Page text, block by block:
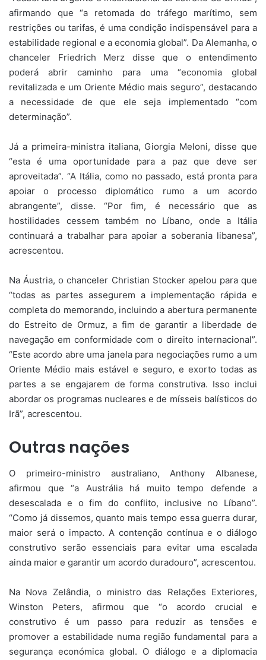
afirmando que “a retomada do tráfego marítimo, sem
restrições ou tarifas, é uma condição indispensável para a
estabilidade regional e a economia global”. Da Alemanha, o
chanceler Friedrich Merz disse que o entendimento
poderá abrir caminho para uma “economia global
revitalizada e um Oriente Médio mais seguro”, destacando
a necessidade de que ele seja implementado “com
determinação”.
Já a primeira-ministra italiana, Giorgia Meloni, disse que
“esta é uma oportunidade para a paz que deve ser
aproveitada”. “A Itália, como no passado, está pronta para
apoiar o processo diplomático rumo a um acordo
abrangente”, disse. “Por fim, é necessário que as
hostilidades cessem também no Líbano, onde a Itália
continuará a trabalhar para apoiar a soberania libanesa”,
acrescentou.
Na Áustria, o chanceler Christian Stocker apelou para que
“todas as partes assegurem a implementação rápida e
completa do memorando, incluindo a abertura permanente
do Estreito de Ormuz, a fim de garantir a liberdade de
navegação em conformidade com o direito internacional”.
“Este acordo abre uma janela para negociações rumo a um
Oriente Médio mais estável e seguro, e exorto todas as
partes a se engajarem de forma construtiva. Isso inclui
abordar os programas nucleares e de mísseis balísticos do
Irã”, acrescentou.
Outras nações
O primeiro-ministro australiano, Anthony Albanese,
afirmou que “a Austrália há muito tempo defende a
desescalada e o fim do conflito, inclusive no Líbano”.
“Como já dissemos, quanto mais tempo essa guerra durar,
maior será o impacto. A contenção contínua e o diálogo
construtivo serão essenciais para evitar uma escalada
ainda maior e garantir um acordo duradouro”, acrescentou.
Na Nova Zelândia, o ministro das Relações Exteriores,
Winston Peters, afirmou que “o acordo crucial e
construtivo é um passo para reduzir as tensões e
promover a estabilidade numa região fundamental para a
segurança económica global. O diálogo e a diplomacia